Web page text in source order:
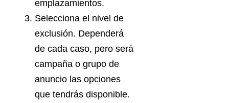
emplazamientos.
Selecciona el nivel de
exclusión. Dependerá
de cada caso, pero será
campaña o grupo de
anuncio las opciones
que tendrás disponible.